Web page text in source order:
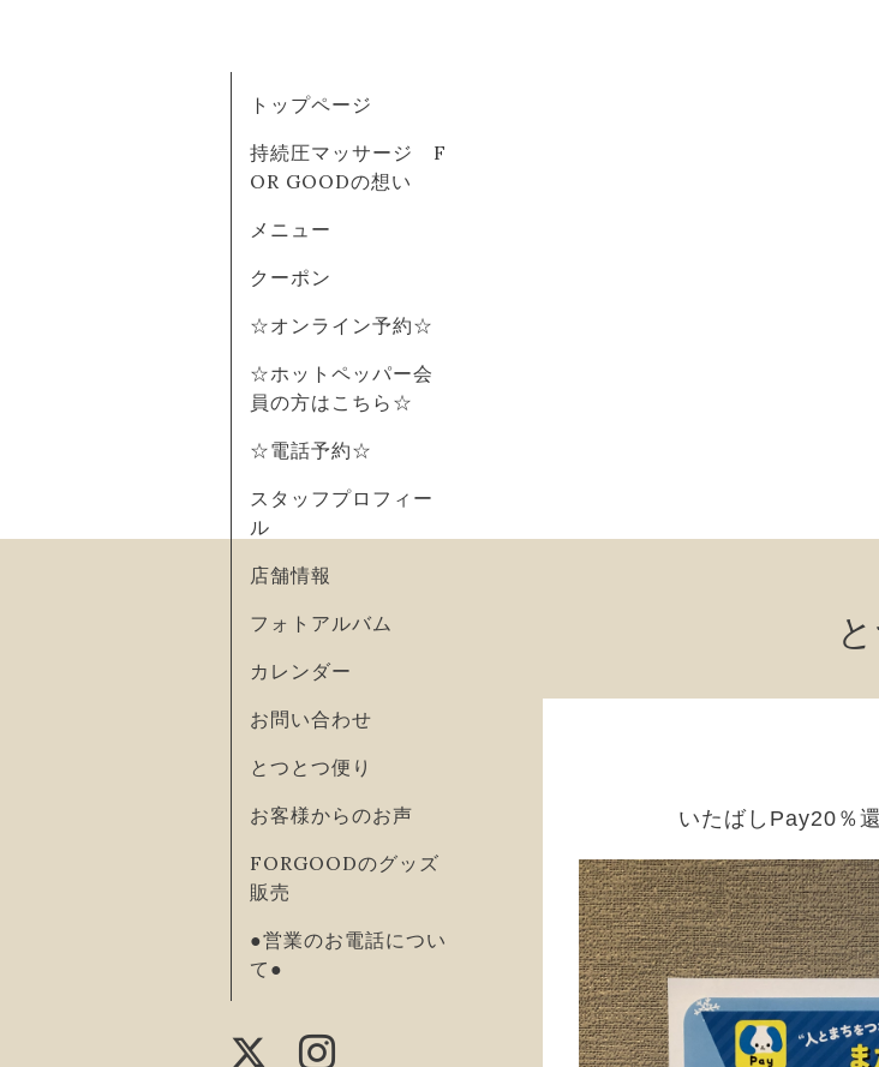
トップページ
持続圧マッサージ F
OR GOODの想い
メニュー
クーポン
☆オンライン予約☆
☆ホットペッパー会
員の方はこちら☆
☆電話予約☆
スタッフプロフィー
ル
店舗情報
フォトアルバム
カレンダー
お問い合わせ
とつとつ便り
お客様からのお声
FORGOODのグッズ
販売
●営業のお電話につい
て●
いたばしPay20％